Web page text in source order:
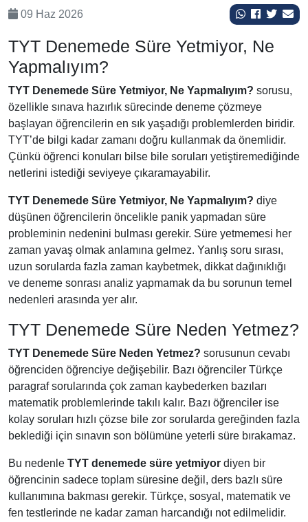
09 Haz 2026
TYT Denemede Süre Yetmiyor, Ne
Yapmalıyım?
TYT Denemede Süre Yetmiyor, Ne Yapmalıyım? sorusu,
özellikle sınava hazırlık sürecinde deneme çözmeye
başlayan öğrencilerin en sık yaşadığı problemlerden biridir.
TYT’de bilgi kadar zamanı doğru kullanmak da önemlidir.
Çünkü öğrenci konuları bilse bile soruları yetiştiremediğinde
netlerini istediği seviyeye çıkaramayabilir.
TYT Denemede Süre Yetmiyor, Ne Yapmalıyım? diye
düşünen öğrencilerin öncelikle panik yapmadan süre
probleminin nedenini bulması gerekir. Süre yetmemesi her
zaman yavaş olmak anlamına gelmez. Yanlış soru sırası,
uzun sorularda fazla zaman kaybetmek, dikkat dağınıklığı
ve deneme sonrası analiz yapmamak da bu sorunun temel
nedenleri arasında yer alır.
TYT Denemede Süre Neden Yetmez?
TYT Denemede Süre Neden Yetmez? sorusunun cevabı
öğrenciden öğrenciye değişebilir. Bazı öğrenciler Türkçe
paragraf sorularında çok zaman kaybederken bazıları
matematik problemlerinde takılı kalır. Bazı öğrenciler ise
kolay soruları hızlı çözse bile zor sorularda gereğinden fazla
beklediği için sınavın son bölümüne yeterli süre bırakamaz.
Bu nedenle TYT denemede süre yetmiyor diyen bir
öğrencinin sadece toplam süresine değil, ders bazlı süre
kullanımına bakması gerekir. Türkçe, sosyal, matematik ve
fen testlerinde ne kadar zaman harcandığı not edilmelidir.